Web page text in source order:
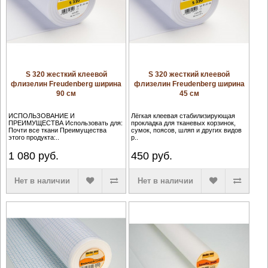
S 320 жесткий клеевой
флизелин Freudenberg ширина
90 см
ИСПОЛЬЗОВАНИЕ И
ПРЕИМУЩЕСТВА Использовать для:
Почти все ткани Преимущества
этого продукта:..
1 080руб.
Нет в наличии
S 320 жесткий клеевой
флизелин Freudenberg ширина
45 см
Лёгкая клеевая стабилизирующая
прокладка для тканевых корзинок,
сумок, поясов, шляп и других видов
р..
450 руб.
Нет в наличии